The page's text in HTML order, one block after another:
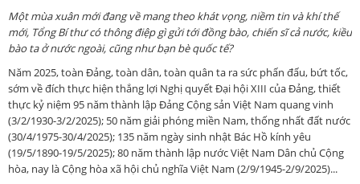
Một mùa xuân mới đang về mang theo khát vọng, niềm tin và khí thế
mới, Tổng Bí thư có thông điệp gì gửi tới đồng bào, chiến sĩ cả nước, kiều
bào ta ở nước ngoài, cũng như bạn bè quốc tế?
Năm 2025, toàn Đảng, toàn dân, toàn quân ta ra sức phấn đấu, bứt tốc,
sớm về đích thực hiện thắng lợi Nghị quyết Đại hội XIII của Đảng, thiết
thực kỷ niệm 95 năm thành lập Đảng Cộng sản Việt Nam quang vinh
(3/2/1930-3/2/2025); 50 năm giải phóng miền Nam, thống nhất đất nước
(30/4/1975-30/4/2025); 135 năm ngày sinh nhật Bác Hồ kính yêu
(19/5/1890-19/5/2025); 80 năm thành lập nước Việt Nam Dân chủ Cộng
hòa, nay là Cộng hòa xã hội chủ nghĩa Việt Nam (2/9/1945-2/9/2025)...